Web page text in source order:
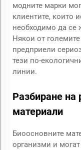
модните марки
клиентите, които
необходимо да се
Някои от
предприели
тези по-
линии.
Разбиране на
материали
Биоосновните
организми и